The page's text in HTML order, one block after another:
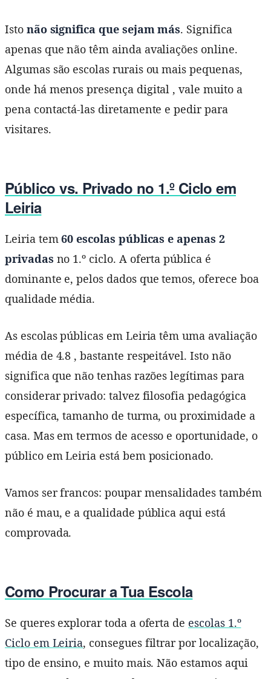
Isto não significa que sejam más. Significa
apenas que não têm ainda avaliações online.
Algumas são escolas rurais ou mais pequenas,
onde há menos presença digital , vale muito a
pena contactá-las diretamente e pedir para
visitares.
Público vs. Privado no 1.º Ciclo em
Leiria
Leiria tem60 escolas públicas e apenas 2
privadas no 1.º ciclo. A oferta pública é
dominante e, pelos dados que temos, oferece boa
qualidade média.
As escolas públicas em Leiria têm uma avaliação
média de 4.8 , bastante respeitável. Isto não
significa que não tenhas razões legítimas para
considerar privado: talvez filosofia pedagógica
específica, tamanho de turma, ou proximidade a
casa. Mas em termos de acesso e oportunidade, o
público em Leiria está bem posicionado.
Vamos ser francos: poupar mensalidades também
não é mau, e a qualidade pública aqui está
comprovada.
Como Procurar a Tua Escola
Se queres explorar toda a oferta de escolas 1.º
Ciclo em Leiria, consegues filtrar por localização,
tipo de ensino, e muito mais. Não estamos aqui